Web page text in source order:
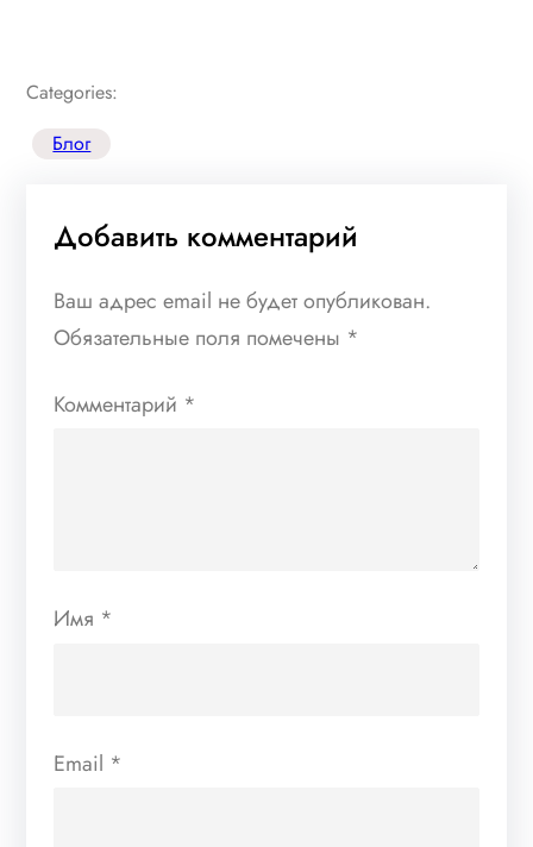
Categories:
Блог
Добавить комментарий
Ваш адрес email не будет опубликован.
Обязательные поля помечены *
Комментарий *
Имя *
Email *